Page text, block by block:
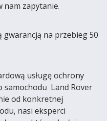
nam zapytanie.
na przebieg 50
usługę ochrony
samochodu Land Rover
od konkretnej
nasi eksperci